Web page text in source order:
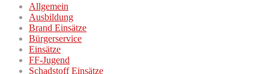
Allgemein
Ausbildung
Brand Einsätze
Bürgerservice
Einsätze
FF-Jugend
Schadstoff Einsätze